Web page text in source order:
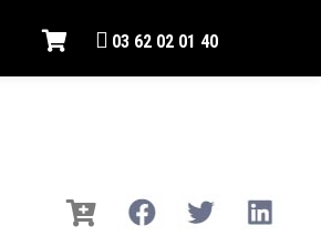
03 62 02 01 40